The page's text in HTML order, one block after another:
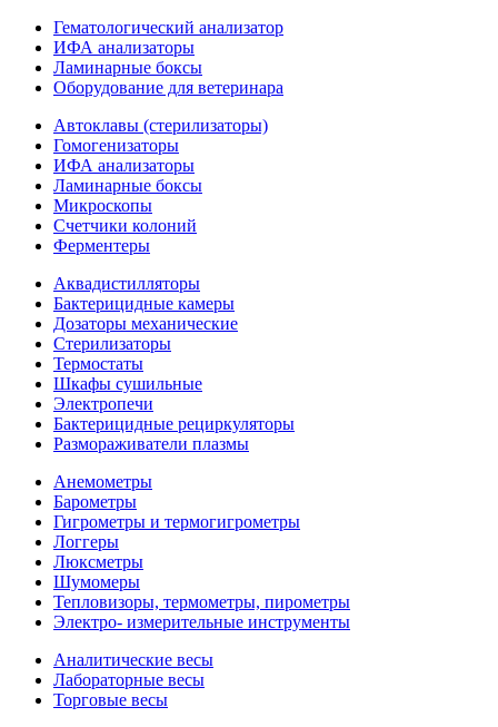
Гематологический анализатор
ИФА анализаторы
Ламинарные боксы
Оборудование для ветеринара
Автоклавы (стерилизаторы)
Гомогенизаторы
ИФА анализаторы
Ламинарные боксы
Микроскопы
Счетчики колоний
Ферментеры
Аквадистилляторы
Бактерицидные камеры
Дозаторы механические
Стерилизаторы
Термостаты
Шкафы сушильные
Электропечи
Бактерицидные рециркуляторы
Размораживатели плазмы
Анемометры
Барометры
Гигрометры и термогигрометры
Логгеры
Люксметры
Шумомеры
Тепловизоры, термометры, пирометры
Электро- измерительные инструменты
Аналитические весы
Лабораторные весы
Торговые весы